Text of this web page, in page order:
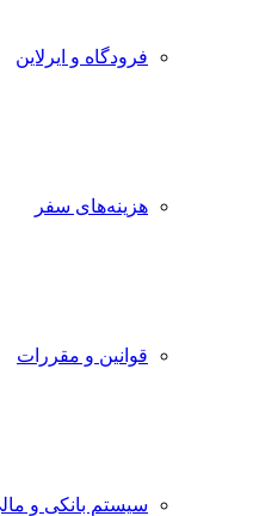
فرودگاه و ایرلاین
هزینه‌های سفر
قوانین و مقررات
سیستم بانکی و مالی